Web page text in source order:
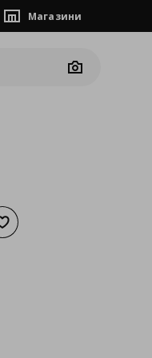
Магазини
Camera
Добави към списъка с